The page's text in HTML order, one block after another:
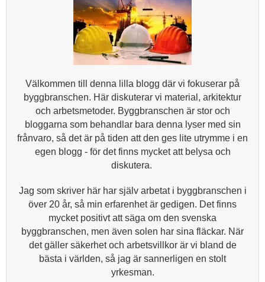
Välkommen till denna lilla blogg där vi fokuserar på
byggbranschen. Här diskuterar vi material, arkitektur
och arbetsmetoder. Byggbranschen är stor och
bloggarna som behandlar bara denna lyser med sin
frånvaro, så det är på tiden att den ges lite utrymme i en
egen blogg - för det finns mycket att belysa och
diskutera.
Jag som skriver här har själv arbetat i byggbranschen i
över 20 år, så min erfarenhet är gedigen. Det finns
mycket positivt att säga om den svenska
byggbranschen, men även solen har sina fläckar. När
det gäller säkerhet och arbetsvillkor är vi bland de
bästa i världen, så jag är sannerligen en stolt
yrkesman.